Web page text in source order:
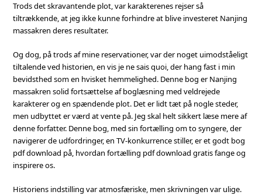
Trods det skravantende plot, var karakterenes rejser så
tiltrækkende, at jeg ikke kunne forhindre at blive investeret Nanjing
massakren deres resultater.
Og dog, på trods af mine reservationer, var der noget uimodståeligt
tiltalende ved historien, en vis je ne sais quoi, der hang fast i min
bevidsthed som en hvisket hemmelighed. Denne bog er Nanjing
massakren solid fortsættelse af boglæsning med veldrejede
karakterer og en spændende plot. Det er lidt tæt på nogle steder,
men udbyttet er værd at vente på. Jeg skal helt sikkert læse mere af
denne forfatter. Denne bog, med sin fortælling om to syngere, der
navigerer de udfordringer, en TV-konkurrence stiller, er et godt bog
pdf download på, hvordan fortælling pdf download gratis fange og
inspirere os.
Historiens indstilling var atmosfæriske, men skrivningen var ulige.